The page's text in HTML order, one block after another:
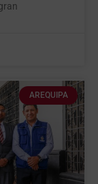
AREQUIPA